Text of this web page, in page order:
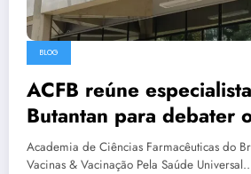
BLOG
ACFB reúne
Butantan para debater
vacinação no Brasil
Academia de Ciências Farmacêuticas do
Vacinas & Vacinação Pela Saúde